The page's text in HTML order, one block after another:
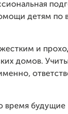
детям по
и
домов.
время